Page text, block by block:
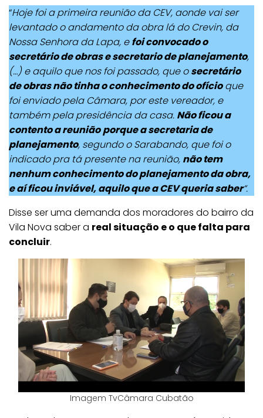
“Hoje foi a primeira reunião da CEV, aonde vai ser
levantado o andamento da obra lá do Crevin, da
Nossa Senhora da Lapa, efoi convocado o
secretário de obras e secretario de planejamento,
(…) e aquilo que nos foi passado, que osecretário
de obras não tinha o conhecimento do ofícioque
foi enviado pela Câmara, por este vereador, e
também pela presidência da casa. Não ficou a
contento a reuniãoporque a secretaria de
planejamento, segundo o Sarabando, que foi o
indicado pra tá presente na reunião, não tem
nenhum conhecimento do planejamento da obra,
e aí ficou inviável, aquilo que a CEV queria saber“.
Disse ser uma demanda dos moradores do bairro da
Vila Nova saber a real situação e o que falta para
concluir.
Imagem TvCâmara Cubatão